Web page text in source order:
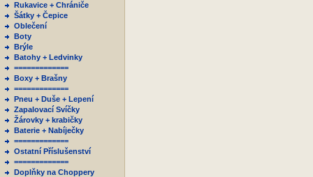
Rukavice + Chrániče
Šátky + Čepice
Oblečení
Boty
Brýle
Batohy + Ledvinky
=============
Boxy + Brašny
=============
Pneu + Duše + Lepení
Zapalovací Svíčky
Žárovky + krabičky
Baterie + Nabíječky
=============
Ostatní Příslušenství
=============
Doplňky na Choppery